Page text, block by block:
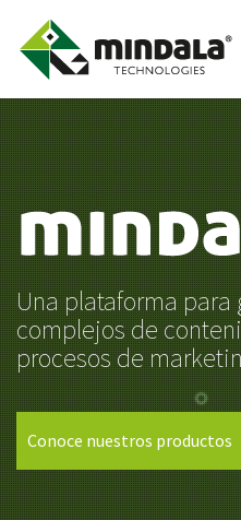
Una plataforma
complejos de
procesos de
Conoce nuestros productos